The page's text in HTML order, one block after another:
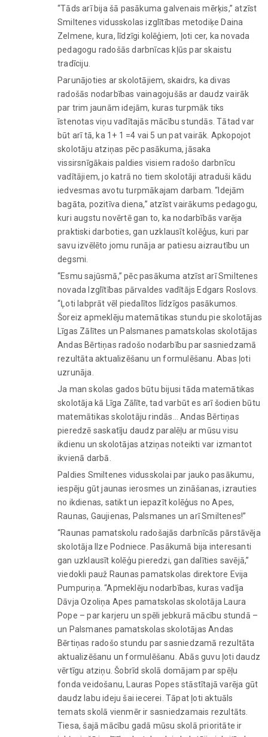
“Tāds arī bija šā pasākuma galvenais mērķis,” atzīst
Smiltenes vidusskolas izglītības metodiķe Daina
Zelmene, kura, līdzīgi kolēģiem, ļoti cer, ka novada
pedagogu radošās darbnīcas kļūs par skaistu
tradīciju.
Parunājoties ar skolotājiem, skaidrs, ka divas
radošās nodarbības vainagojušās ar daudz vairāk
par trim jaunām idejām, kuras turpmāk tiks
īstenotas viņu vadītajās mācību stundās. Tātad var
būt arī tā, ka 1+ 1 =4 vai 5 un pat vairāk. Apkopojot
skolotāju atziņas pēc pasākuma, jāsaka
vissirsnīgākais paldies visiem radošo darbnīcu
vadītājiem, jo katrā no tiem skolotāji atraduši kādu
iedvesmas avotu turpmākajam darbam. “Idejām
bagāta, pozitīva diena,” atzīst vairākums pedagogu,
kuri augstu novērtē gan to, ka nodarbībās varēja
praktiski darboties, gan uzklausīt kolēģus, kuri par
savu izvēlēto jomu runāja ar patiesu aizrautību un
degsmi.
“Esmu sajūsmā,” pēc pasākuma atzīst arī Smiltenes
novada Izglītības pārvaldes vadītājs Edgars Roslovs.
“Ļoti labprāt vēl piedalītos līdzīgos pasākumos.
Šoreiz apmeklēju matemātikas stundu pie skolotājas
Līgas Zālītes un Palsmanes pamatskolas skolotājas
Andas Bērtiņas radošo nodarbību par sasniedzamā
rezultāta aktualizēšanu un formulēšanu. Abas ļoti
uzrunāja.
Ja man skolas gados būtu bijusi tāda matemātikas
skolotāja kā Līga Zālīte, tad varbūt es arī šodien būtu
matemātikas skolotāju rindās… Andas Bērtiņas
pieredzē saskatīju daudz paralēļu ar mūsu visu
ikdienu un skolotājas atziņas noteikti var izmantot
ikvienā darbā.
Paldies Smiltenes vidusskolai par jauko pasākumu,
iespēju gūt jaunas ierosmes un zināšanas, izrauties
no ikdienas, satikt un iepazīt kolēģus no Apes,
Raunas, Gaujienas, Palsmanes un arī Smiltenes!”
“Raunas pamatskolu radošajās darbnīcās pārstāvēja
skolotāja Ilze Podniece. Pasākumā bija interesanti
gan uzklausīt kolēģu pieredzi, gan dalīties savējā,”
viedokli pauž Raunas pamatskolas direktore Evija
Pumpuriņa. “Apmeklēju nodarbības, kuras vadīja
Dāvja Ozoliņa Apes pamatskolas skolotāja Laura
Pope – par karjeru un spēli jebkurā mācību stundā –
un Palsmanes pamatskolas skolotājas Andas
Bērtiņas radošo stundu par sasniedzamā rezultāta
aktualizēšanu un formulēšanu. Abās guvu ļoti daudz
vērtīgu atziņu. Šobrīd skolā domājam par spēļu
fonda veidošanu, Lauras Popes stāstītajā varēja gūt
daudz labu ideju šai iecerei. Tāpat ļoti aktuāls
temats skolā vienmēr ir sasniedzamais rezultāts.
Tiesa, šajā mācību gadā mūsu skolā prioritāte ir